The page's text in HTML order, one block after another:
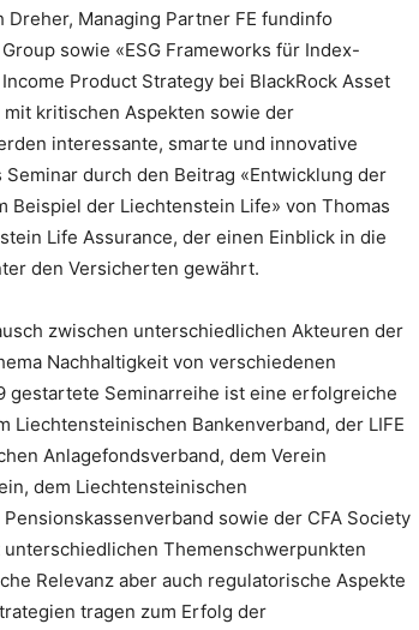
Managing Partner FE fundinfo
sowie «ESG Frameworks für Index-
Product Strategy bei BlackRock Asset
kritischen Aspekten sowie der
interessante, smarte und innovative
durch den Beitrag «Entwicklung der
Beispiel der Liechtenstein Life» von Thomas
Life Assurance, der einen Einblick in die
den Versicherten gewährt.
zwischen unterschiedlichen Akteuren der
Nachhaltigkeit von verschiedenen
gestartete Seminarreihe ist eine erfolgreiche
Bankenverband, der LIFE
Anlagefondsverband, dem Verein
dem Liechtensteinischen
sowie der CFA Society
Themenschwerpunkten
Relevanz aber auch regulatorische Aspekte
tragen zum Erfolg der